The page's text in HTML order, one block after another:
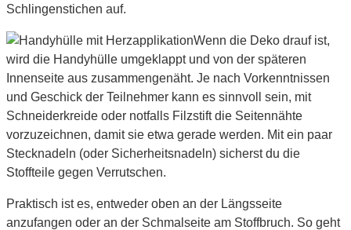
Schlingenstichen auf.
Wenn die Deko drauf ist,
wird die Handyhülle umgeklappt und von der späteren
Innenseite aus zusammengenäht. Je nach Vorkenntnissen
und Geschick der Teilnehmer kann es sinnvoll sein, mit
Schneiderkreide oder notfalls Filzstift die Seitennähte
vorzuzeichnen, damit sie etwa gerade werden. Mit ein paar
Stecknadeln (oder Sicherheitsnadeln) sicherst du die
Stoffteile gegen Verrutschen.
Praktisch ist es, entweder oben an der Längsseite
anzufangen oder an der Schmalseite am Stoffbruch. So geht